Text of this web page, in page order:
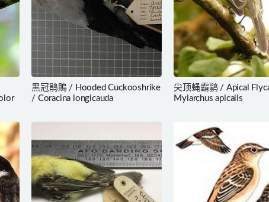
黑冠鹃鵙 / Hooded Cuckooshrike
/ Coracina longicauda
尖顶蝇霸鹟 / Apical
Myiarchus apicalis